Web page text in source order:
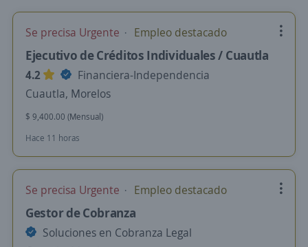
Se precisa Urgente Empleo destacado
Ejecutivo de Créditos Individuales / Cuautla
4.2
Financiera-Independencia
Cuautla, Morelos
$ 9,400.00 (Mensual)
Hace 11 horas
Se precisa Urgente Empleo destacado
Gestor de Cobranza
Soluciones en Cobranza Legal